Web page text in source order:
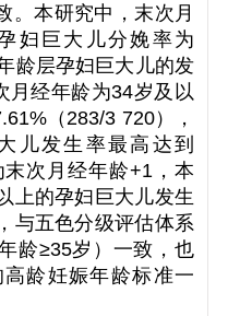
。本研究中，末次月
妇巨大儿分娩率为
龄层孕妇巨大儿的发
月经年龄为34岁及以
（283/3 720），
儿发生率最高达到
次月经年龄+1，本
上的孕妇巨大儿发生
与五色分级评估体系
龄≥35岁）一致，也
龄妊娠年龄标准一